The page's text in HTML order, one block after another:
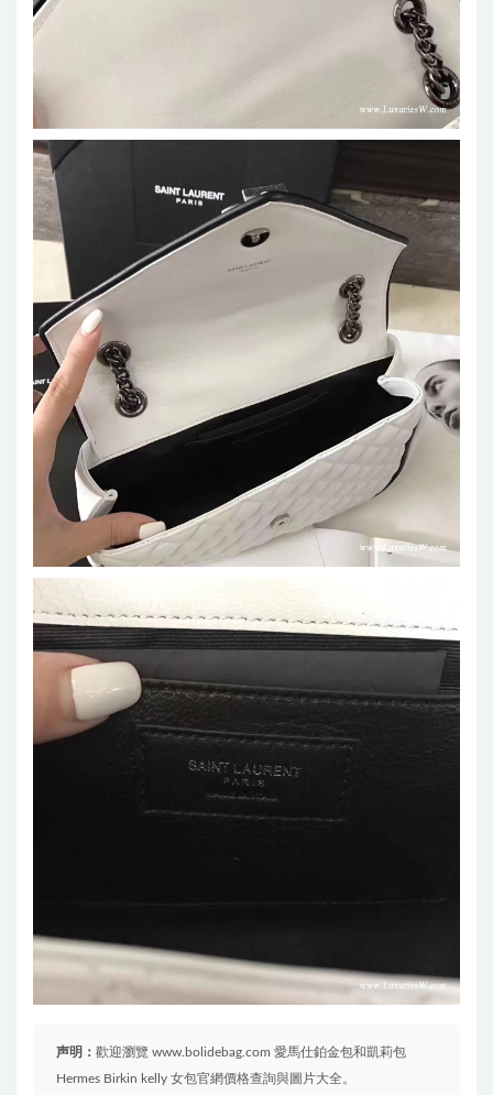
声明： 歡迎瀏覽 www.bolidebag.com 愛馬仕鉑金包和凱莉包
Hermes Birkin kelly 女包官網價格查詢與圖片大全。